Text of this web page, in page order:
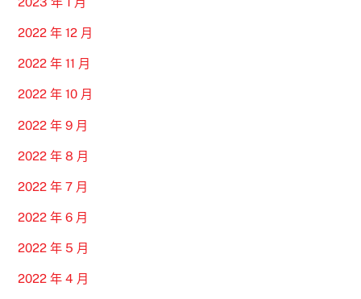
2022 年 12 月
2022 年 11 月
2022 年 10 月
2022 年 9 月
2022 年 8 月
2022 年 7 月
2022 年 6 月
2022 年 5 月
2022 年 4 月